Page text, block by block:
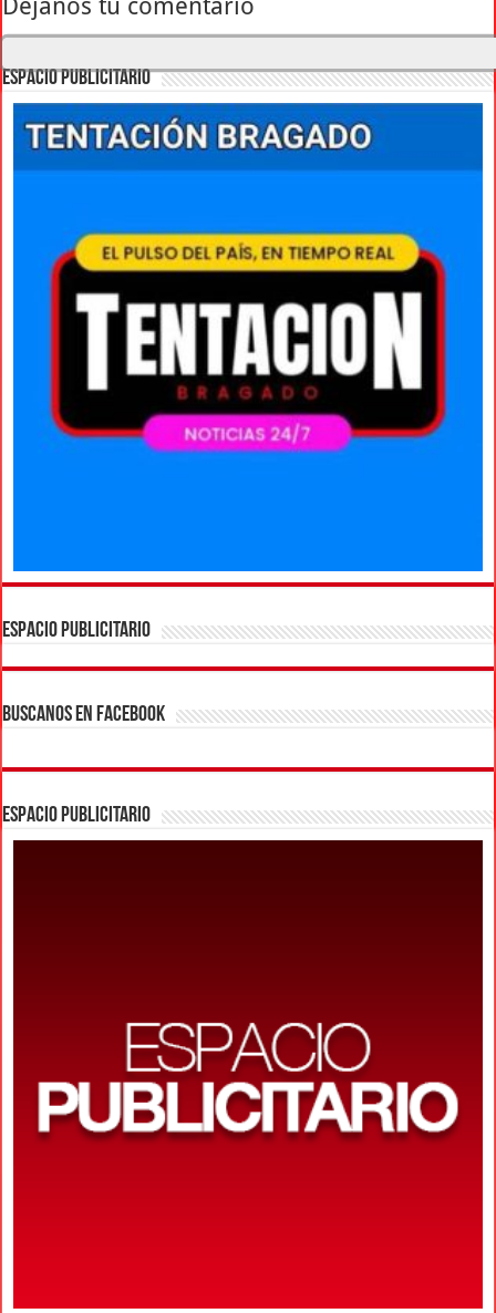
Déjanos tu comentario
ESPACIO PUBLICITARIO
ESPACIO PUBLICITARIO
BUSCANOS EN FACEBOOK
ESPACIO PUBLICITARIO